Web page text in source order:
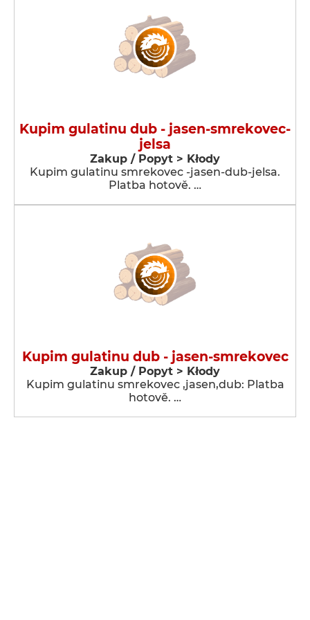
Kupim gulatinu dub - jasen-smrekovec-
jelsa
Zakup / Popyt > Kłody
Kupim gulatinu smrekovec -jasen-dub-jelsa.
Platba hotově. …
Kupim gulatinu dub - jasen-smrekovec
Zakup / Popyt > Kłody
Kupim gulatinu smrekovec ,jasen,dub: Platba
hotově. …